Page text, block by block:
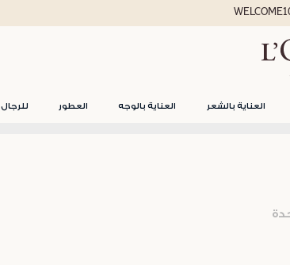
العناية بالشعر العناية بالوجه العطور للرجال